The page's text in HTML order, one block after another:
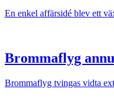
En enkel affärsidé blev ett
Brommaflyg
Brommaflyg tvingas vidta